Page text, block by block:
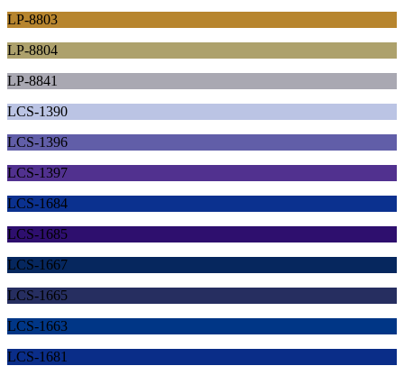
LP-8803
LP-8804
LP-8841
LCS-1390
LCS-1396
LCS-1397
LCS-1684
LCS-1685
LCS-1667
LCS-1665
LCS-1663
LCS-1681